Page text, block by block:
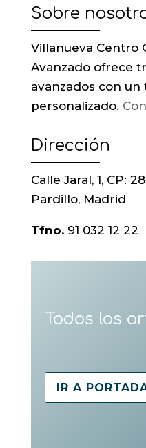
Sobre
Villanueva Centro
Avanzado ofrece
avanzados con
personalizado.
Dirección
Calle Jaral, 1, CP:
Pardillo, Madrid
Tfno.91 032 12 22
Todos los
IR A